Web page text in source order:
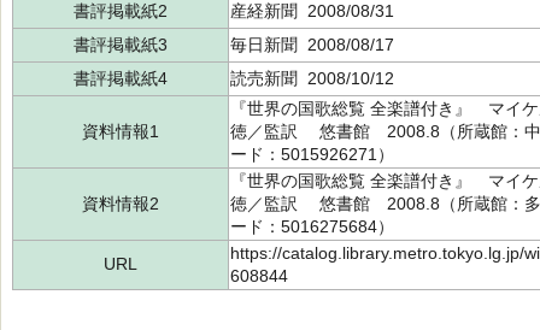
書評掲載紙2
産経新聞 2008/08/31
書評掲載紙3
毎日新聞 2008/08/17
書評掲載紙4
読売新聞 2008/10/12
資料情報1
『世界の国歌総覧 全楽譜付き』 マイ
徳／監訳 悠書館 2008.8（所蔵館：
ード：5015926271）
資料情報2
『世界の国歌総覧 全楽譜付き』 マイ
徳／監訳 悠書館 2008.8（所蔵館：
ード：5016275684）
URL
https://catalog.library.metro.tokyo.lg.jp/
608844